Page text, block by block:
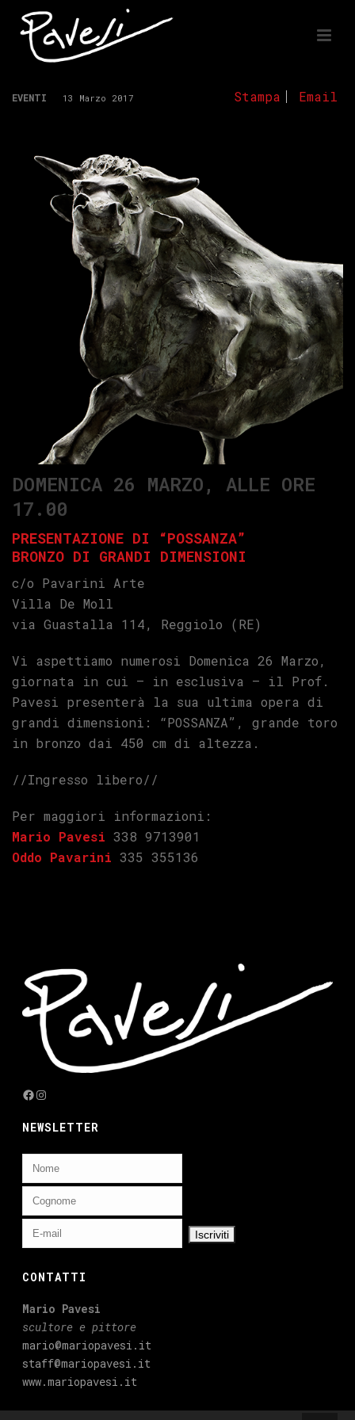
Stampa Email
EVENTI 13 Marzo 2017
DOMENICA 26 MARZO, ALLE ORE
17.00
PRESENTAZIONE DI “POSSANZA”
BRONZO DI GRANDI DIMENSIONI
c/o Pavarini Arte
Villa De Moll
via Guastalla 114, Reggiolo (RE)
Vi aspettiamo numerosi Domenica 26 Marzo,
giornata in cui – in esclusiva – il Prof.
Pavesi presenterà la sua ultima opera di
grandi dimensioni: “POSSANZA”, grande toro
in bronzo dai 450 cm di altezza.
//Ingresso libero//
Per maggiori informazioni:
Mario Pavesi 338 9713901
Oddo Pavarini 335 355136
Facebook
Instagram
NEWSLETTER
CONTATTI
Mario Pavesi
scultore e pittore
mario@mariopavesi.it
staff@mariopavesi.it
www.mariopavesi.it